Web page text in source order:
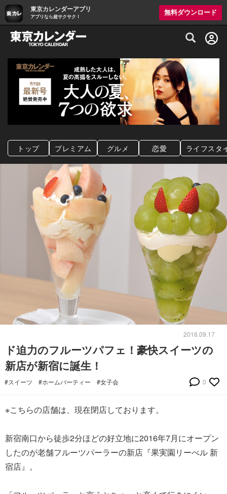
東京カレンダーアプリ
アプリなら超サクサク！
無料ダウンロード
グルメ情報・プレミアムレストラン予約
トップ プレミアム グルメ 恋愛 ライフスタ
2016.09.17
ド迫力のフルーツパフェ！豪快スイーツの
新店が新宿に誕生！
#スイーツ #ホームパーティー #女子会 0
※こちらの店舗は、現在閉店しております。
新宿南口から徒歩2分ほどの好立地に2016年7月にオープン
したのが老舗フルーツパーラーの新店『果実園リーべル 新
宿店』。